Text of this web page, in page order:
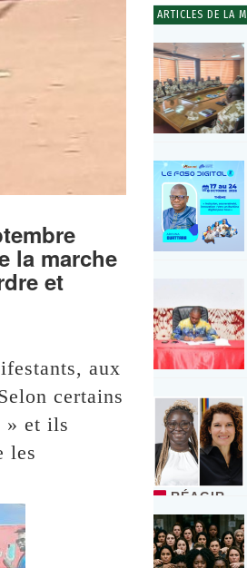
la marche
et
aux
certains
» et ils
les
ARTICLES DE LA
RÉAGIR